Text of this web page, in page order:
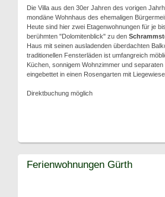
Die Villa aus den 30er Jahren des vorigen
mondäne Wohnhaus des ehemaligen
Heute sind hier zwei Etagenwohnungen für je
berühmten "Dolomitenblick" zu den
Haus mit seinen ausladenden überdachten
traditionellen Fensterläden ist umfangreich
Küchen, sonnigem Wohnzimmer und
eingebettet in einen Rosengarten mit
Direktbuchung möglich
Ferienwohnungen Gürth